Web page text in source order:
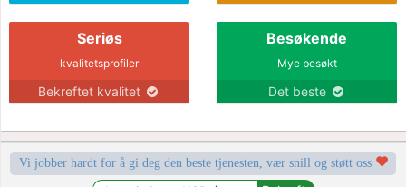
Seriøs
kvalitetsprofiler
Bekreftet kvalitet
Besøkende
Mye besøkt
Det beste
Vi jobber hardt for å gi deg den beste tjenesten, vær snill og støtt oss